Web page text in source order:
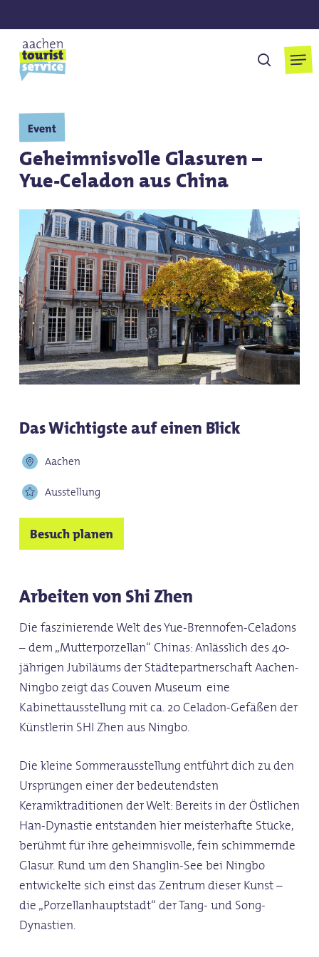
to
main
content
suchen
Event
Geheimnisvolle Glasuren –
Yue-Celadon aus China
Das Wichtigste auf einen Blick
Aachen
Ausstellung
Besuch planen
Arbeiten von Shi Zhen
Die faszinierende Welt des Yue-Brennofen-Celadons
– dem „Mutterporzellan“ Chinas: Anlässlich des 40-
jährigen Jubiläums der Städtepartnerschaft Aachen-
Ningbo zeigt das Couven Museum eine
Kabinettausstellung mit ca. 20 Celadon-Gefäßen der
Künstlerin SHI Zhen aus Ningbo.
Die kleine Sommerausstellung entführt dich zu den
Ursprüngen einer der bedeutendsten
Keramiktraditionen der Welt: Bereits in der Östlichen
Han-Dynastie entstanden hier meisterhafte Stücke,
berühmt für ihre geheimnisvolle, fein schimmernde
Glasur. Rund um den Shanglin-See bei Ningbo
entwickelte sich einst das Zentrum dieser Kunst –
die „Porzellanhauptstadt“ der Tang- und Song-
Dynastien.